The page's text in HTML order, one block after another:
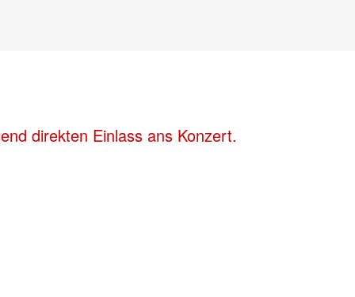
direkten Einlass ans Konzert.